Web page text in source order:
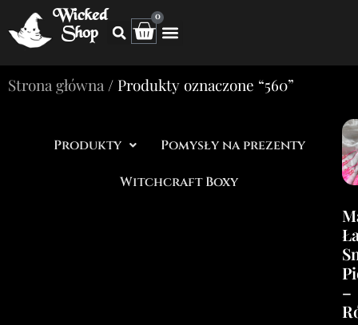
Wicked
Shop
0
Strona główna / Produkty oznaczone “560”
Produkty Pomysły na prezenty
Witchcraft Boxy
–